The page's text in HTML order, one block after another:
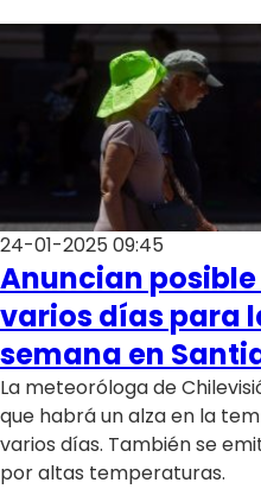
24-01-2025 09:45
Anuncian posible
varios días para
semana en
La meteoróloga de
que habrá un alza en la
varios días. También se
por altas temperaturas.